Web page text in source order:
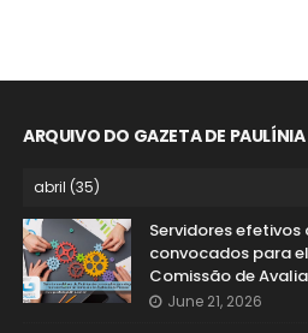
ARQUIVO DO GAZETA DE PAULÍNIA
Servidores efetivos
convocados para
Comissão de
June 21, 2026